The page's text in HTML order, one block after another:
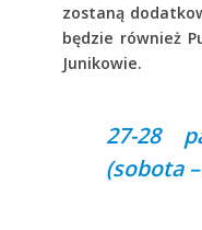
zostaną
będzie również
Junikowie.
27-28
(sobota